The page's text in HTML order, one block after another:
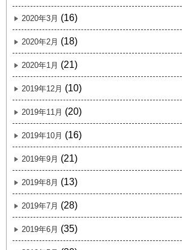
2020年3月 (16)
2020年2月 (18)
2020年1月 (21)
2019年12月 (10)
2019年11月 (20)
2019年10月 (16)
2019年9月 (21)
2019年8月 (13)
2019年7月 (28)
2019年6月 (35)